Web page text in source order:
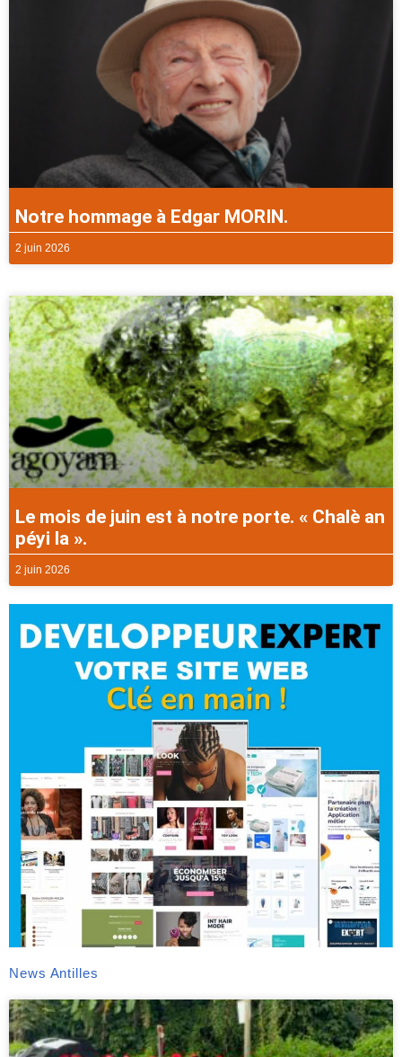
Notre hommage à Edgar MORIN.
2 juin 2026
Le mois de juin est à notre porte. « Chalè an
péyi la ».
2 juin 2026
News Antilles